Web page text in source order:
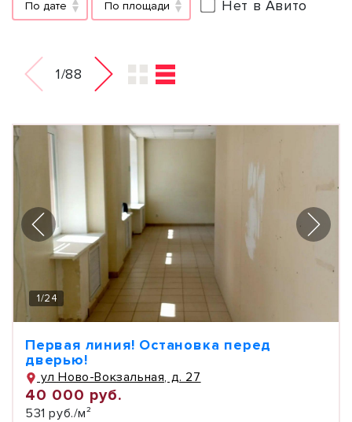
По дате По площади Нет в Авито
1/88
1/24
Первая линия! Остановка перед
дверью!
ул Ново-Вокзальная, д. 27
40 000 руб.
531 руб./м²